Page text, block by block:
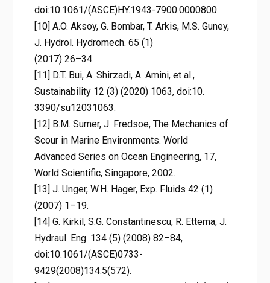
doi:10.1061/(ASCE)HY.1943-7900.0000800.
[10] A.O. Aksoy, G. Bombar, T. Arkis, M.S. Guney,
J. Hydrol. Hydromech. 65 (1)
(2017) 26–34.
[11] D.T. Bui, A. Shirzadi, A. Amini, et al.,
Sustainability 12 (3) (2020) 1063, doi:10.
3390/su12031063.
[12] B.M. Sumer, J. Fredsoe, The Mechanics of
Scour in Marine Environments. World
Advanced Series on Ocean Engineering, 17,
World Scientific, Singapore, 2002.
[13] J. Unger, W.H. Hager, Exp. Fluids 42 (1)
(2007) 1–19.
[14] G. Kirkil, S.G. Constantinescu, R. Ettema, J.
Hydraul. Eng. 134 (5) (2008) 82–84,
doi:10.1061/(ASCE)0733-
9429(2008)134:5(572).